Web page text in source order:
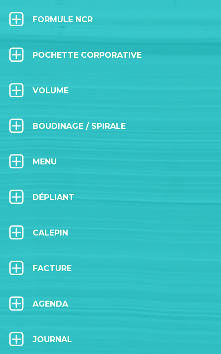
FORMULE NCR
POCHETTE CORPORATIVE
VOLUME
BOUDINAGE / SPIRALE
MENU
DÉPLIANT
CALEPIN
FACTURE
AGENDA
JOURNAL